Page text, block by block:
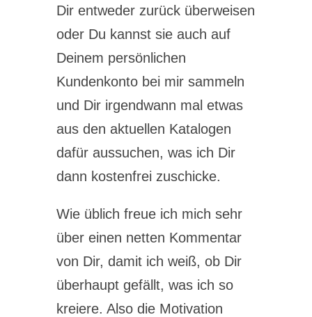
Dir entweder zurück überweisen
oder Du kannst sie auch auf
Deinem persönlichen
Kundenkonto bei mir sammeln
und Dir irgendwann mal etwas
aus den aktuellen Katalogen
dafür aussuchen, was ich Dir
dann kostenfrei zuschicke.
Wie üblich freue ich mich sehr
über einen netten Kommentar
von Dir, damit ich weiß, ob Dir
überhaupt gefällt, was ich so
kreiere. Also die Motivation